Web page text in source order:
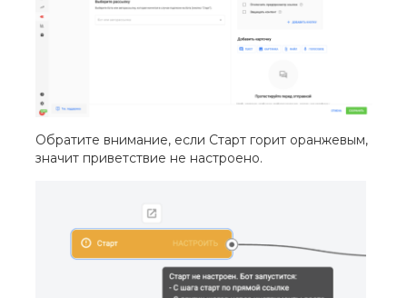
Обратите внимание, если Старт горит оранжевым,
значит приветствие не настроено.